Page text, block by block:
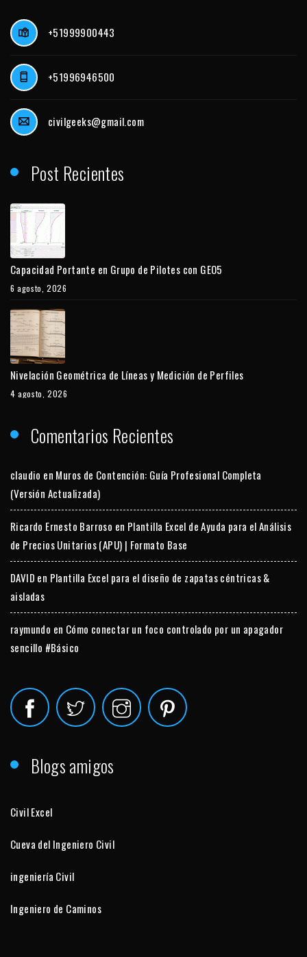
+51999900443
+51996946500
civilgeeks@gmail.com
Post Recientes
Capacidad Portante en Grupo de Pilotes con GEO5
6 agosto, 2026
Nivelación Geométrica de Líneas y Medición de Perfiles
4 agosto, 2026
Comentarios Recientes
claudio en Muros de Contención: Guía Profesional Completa
(Versión Actualizada)
Ricardo Ernesto Barroso en Plantilla Excel de Ayuda para el Análisis
de Precios Unitarios (APU) | Formato Base
DAVID en Plantilla Excel para el diseño de zapatas céntricas &
aisladas
raymundo en Cómo conectar un foco controlado por un apagador
sencillo #Básico
Blogs amigos
Civil Excel
Cueva del Ingeniero Civil
ingeniería Civil
Ingeniero de Caminos